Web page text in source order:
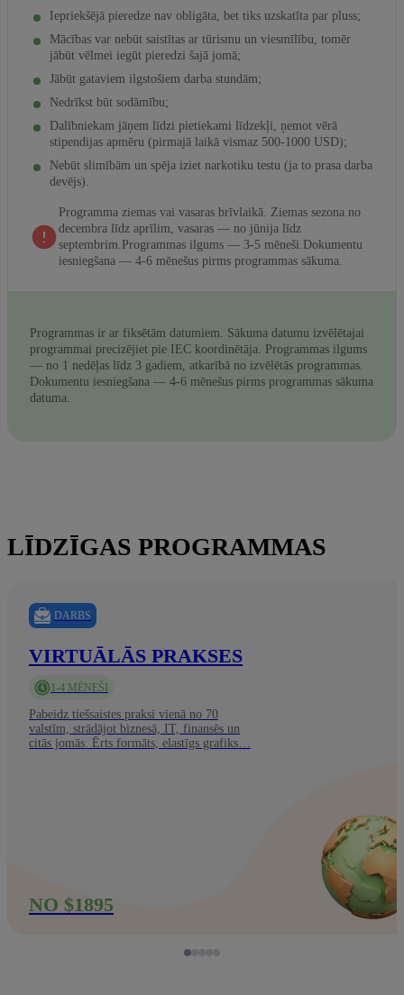
Iepriekšējā pieredze nav obligāta, bet tiks uzskatīta par pluss;
Mācības var nebūt saistītas ar tūrismu un viesmīlību, tomēr
jābūt vēlmei iegūt pieredzi šajā jomā;
Jābūt gataviem ilgstošiem darba stundām;
Nedrīkst būt sodāmību;
Dalībniekam jāņem līdzi pietiekami līdzekļi, ņemot vērā
stipendijas apmēru (pirmajā laikā vismaz 500-1000 USD);
Nebūt slimībām un spēja iziet narkotiku testu (ja to prasa darba
devējs).
Programma ziemas vai vasaras brīvlaikā. Ziemas sezona no
decembra līdz aprīlim, vasaras — no jūnija līdz
septembrim.Programmas ilgums — 3-5 mēneši.Dokumentu
iesniegšana — 4-6 mēnešus pirms programmas sākuma.
Programmas ir ar fiksētām datumiem. Sākuma datumu izvēlētajai
programmai precizējiet pie IEC koordinētāja. Programmas ilgums
— no 1 nedēļas līdz 3 gadiem, atkarībā no izvēlētās programmas.
Dokumentu iesniegšana — 4-6 mēnešus pirms programmas sākuma
datuma.
LĪDZĪGAS PROGRAMMAS
DARBS
VIRTUĀLĀS PRAKSES
1-4 MĒNEŠI
Pabeidz tiešsaistes praksi vienā no 70
valstīm, strādājot biznesā, IT, finansēs un
citās jomās. Ērts formāts, elastīgs grafiks…
NO $1895